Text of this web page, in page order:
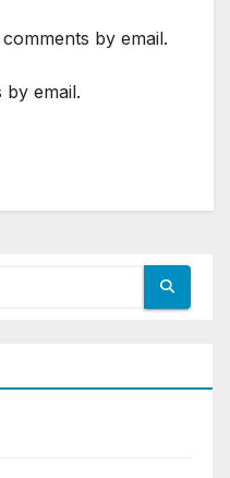
by email.
email.